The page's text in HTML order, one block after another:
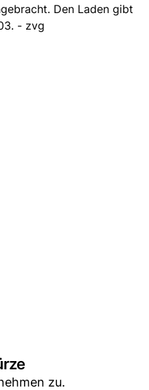
Den Laden gibt
- zvg
zu.